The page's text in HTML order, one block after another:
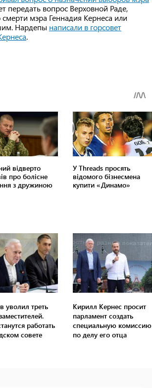
передать вопрос Верховной Раде,
мэра Геннадия Кернеса или
Нардепы написали в горсовет
.
уволил треть
работать
совете
Кирилл Кернес просит
парламент создать
специальную комиссию
по делу его отца